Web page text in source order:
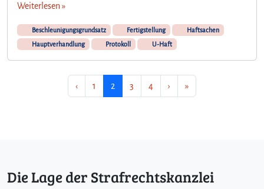
Weiterlesen »
Beschleunigungsgrundsatz Fertigstellung
Haftsachen
Hauptverhandlung
Protokoll U-Haft
‹ Seite
1 Aktuelle Seite
2 Seite
3 Seite
4 › »
Die Lage der Strafrechtskanzlei